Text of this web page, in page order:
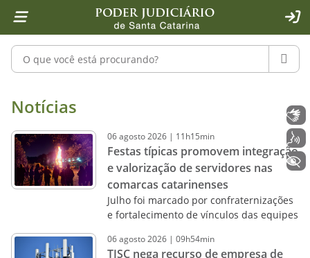
1 Ir para o conteúdo
2 Ir para a ferramenta de acessibilidade - Rybená
4 Ir para o menu principal
5 Ir para a pesquisa
6 Ir para o rodapé
7 Ir para a página inicial
Pesquisar no portal
Notícias - Imprensa - Poder
Notícias
06agosto2026 | 11h15min
Festas típicas promovem integração
e valorização de servidores nas
comarcas catarinenses
Julho foi marcado por confraternizações
e fortalecimento de vínculos das equipes
06agosto2026 | 09h54min
TJSC nega recurso de empresa de
+ Acessibilidade